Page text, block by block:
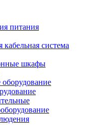
питания
система
шкафы